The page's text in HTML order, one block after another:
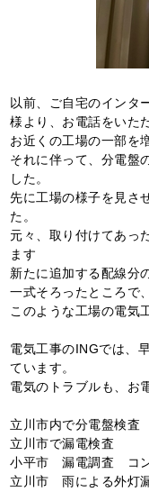
以前、ご自宅のインタ
様より、お電話をいた
お近くの工場の一部を
それに伴って、分電盤
した。
先に工場の様子を見さ
た。
元々、取り付けてあっ
ます
新たに追加する配線分
一式そろったところで
このような工場の電気
電気工事のINGでは、
ています。
電気のトラブルも、お
立川市内で分電盤検査
立川市で漏電検査
小平市 漏電調査 コ
立川市 雨による外灯